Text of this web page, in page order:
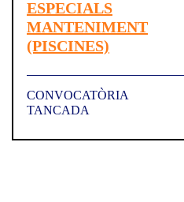
ESPECIALS
MANTENIMENT
(PISCINES)
CONVOCATÒRIA
TANCADA